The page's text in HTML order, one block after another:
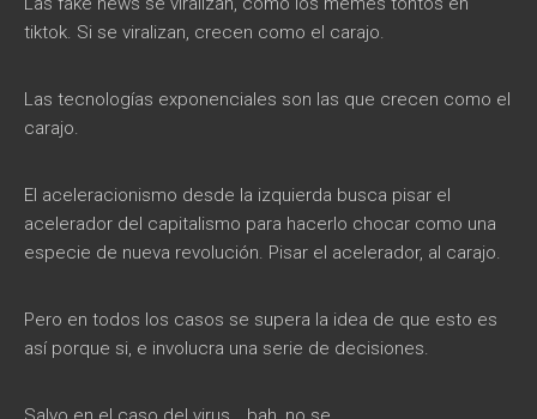
tiktok. Si se viralizan, crecen como el carajo.
Las tecnologías exponenciales son las que crecen como el
carajo.
El aceleracionismo desde la izquierda busca pisar el
acelerador del capitalismo para hacerlo chocar como una
especie de nueva revolución. Pisar el acelerador, al carajo.
Pero en todos los casos se supera la idea de que esto es
así porque si, e involucra una serie de decisiones.